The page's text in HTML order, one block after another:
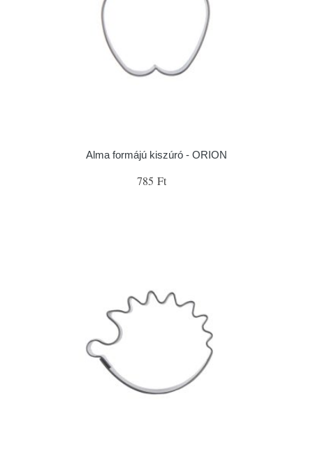
Alma formájú kiszúró - ORION
785 Ft